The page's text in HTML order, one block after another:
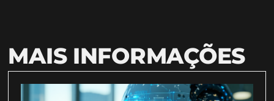
MAIS INFORMAÇÕES